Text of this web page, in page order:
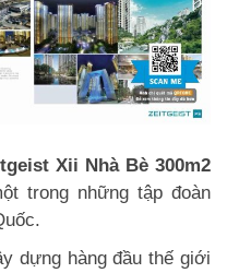
Xii Nhà Bè 300m2
trong những tập đoàn
dựng hàng đầu thế giới